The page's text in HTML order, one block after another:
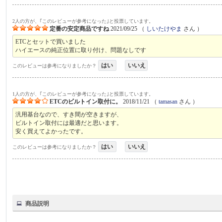
2人の方が、｢このレビューが参考になった｣と投票しています。
定番の安定商品ですね 2021/09/25 （ しいたけやま さん ）
ETCとセットで買いました
ハイエースの純正位置に取り付け、問題なしです
このレビューは参考になりましたか？ はい いいえ
1人の方が、｢このレビューが参考になった｣と投票しています。
ETCのビルトイン取付に。 2018/11/21 （tamasan さん ）
汎用基台なので、すき間が空きますが、
ビルトイン取付には最適だと思います。
安く買えてよかったです。
このレビューは参考になりましたか？ はい いいえ
商品説明